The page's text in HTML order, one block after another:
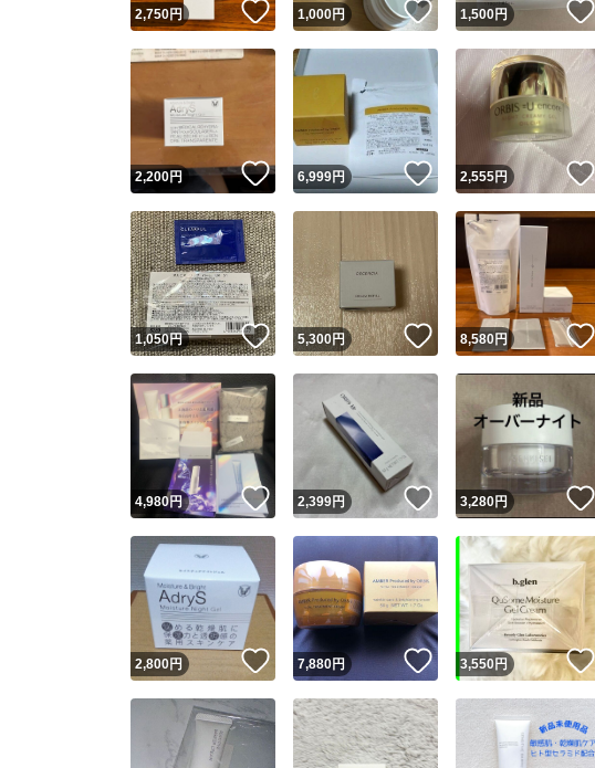
2,750円 いいね！
1,000円 いいね！
1,500円
2,200円 いいね！
6,999円 いいね！
2,555円
1,050円 いいね！
5,300円 いいね！
8,580円
4,980円 いいね！
2,399円 いいね！
3,280円
2,800円 いいね！
7,880円 いいね！
3,550円